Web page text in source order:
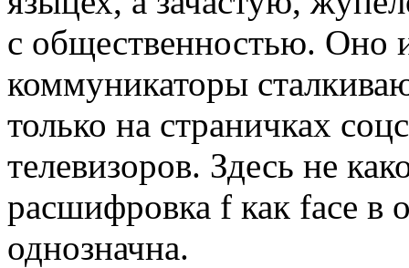
с общественностью. Оно
коммуникаторы
только на страничках
телевизоров. Здесь не
расшифровка f как face в
однозначна.